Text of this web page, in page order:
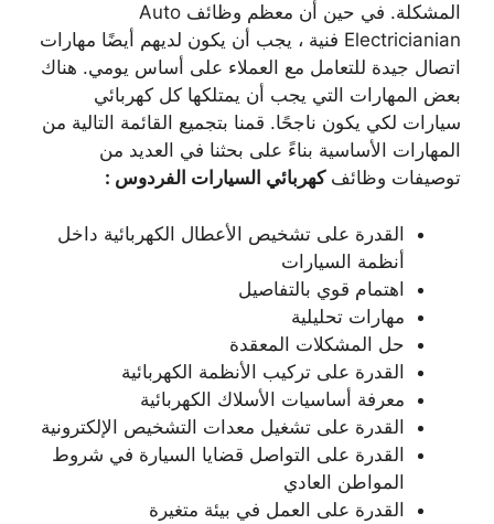
المشكلة. في حين أن معظم وظائف Auto
Electricianian فنية ، يجب أن يكون لديهم أيضًا مهارات
اتصال جيدة للتعامل مع العملاء على أساس يومي. هناك
بعض المهارات التي يجب أن يمتلكها كل كهربائي
سيارات لكي يكون ناجحًا. قمنا بتجميع القائمة التالية من
المهارات الأساسية بناءً على بحثنا في العديد من
توصيفات وظائفكهربائي السيارات الفردوس :
القدرة على تشخيص الأعطال الكهربائية داخل
أنظمة السيارات
اهتمام قوي بالتفاصيل
مهارات تحليلية
حل المشكلات المعقدة
القدرة على تركيب الأنظمة الكهربائية
معرفة أساسيات الأسلاك الكهربائية
القدرة على تشغيل معدات التشخيص الإلكترونية
القدرة على التواصل قضايا السيارة في شروط
المواطن العادي
القدرة على العمل في بيئة متغيرة